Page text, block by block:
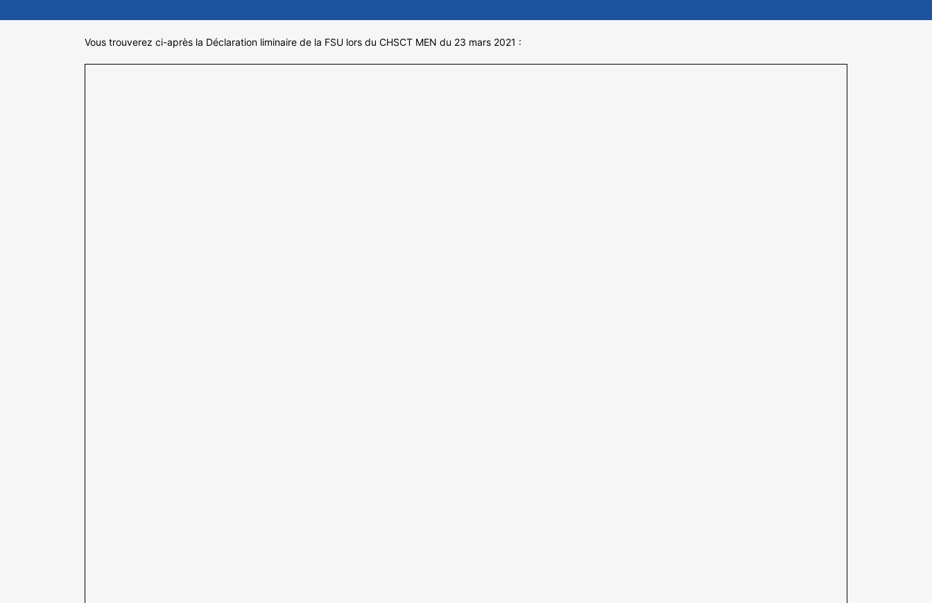
Vous trouverez ci-après la Déclaration liminaire de la FSU lors du CHSCT MEN du 23 mars 2021 :